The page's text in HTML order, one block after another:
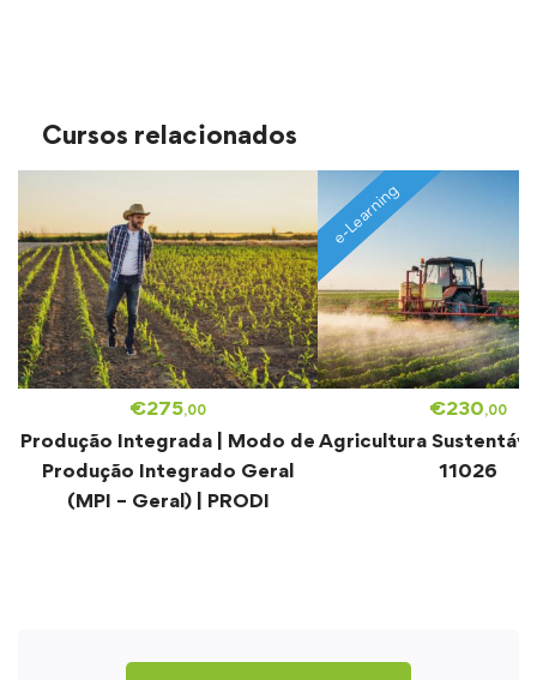
Cursos relacionados
€275,00
Produção Integrada | Modo de
Produção Integrado Geral
(MPI – Geral) | PRODI
€230,00
e-Learning
Agricultura
11026